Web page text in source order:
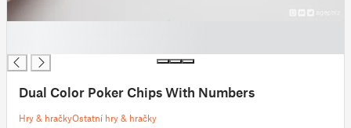
Dual Color Poker Chips With Numbers
Hry & hračkyOstatní hry & hračky